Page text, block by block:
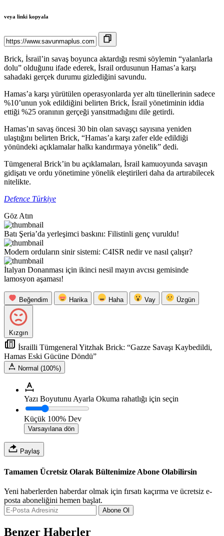
veya linki kopyala
Brick, İsrail’in savaş boyunca aktardığı resmi söylemin “yalanlarla
dolu” olduğunu ifade ederek, İsrail ordusunun Hamas’a karşı
sahadaki gerçek durumu gizlediğini savundu.
Hamas’a karşı yürütülen operasyonlarda yer altı tünellerinin sadece
%10’unun yok edildiğini belirten Brick, İsrail yönetiminin iddia
ettiği %25 oranının gerçeği yansıtmadığını dile getirdi.
Hamas’ın savaş öncesi 30 bin olan savaşçı sayısına yeniden
ulaştığını belirten Brick, “Hamas’a karşı zafer elde edildiği
yönündeki açıklamalar halkı kandırmaya yönelik” dedi.
Tümgeneral Brick’in bu açıklamaları, İsrail kamuoyunda savaşın
gidişatı ve ordu yönetimine yönelik eleştirileri daha da artırabilecek
nitelikte.
Defence Türkiye
Göz Atın
Batı Şeria’da yerleşimci baskını: Filistinli genç vuruldu!
Modern orduların sinir sistemi: C4ISR nedir ve nasıl çalışır?
İtalyan Donanması için ikinci nesil mayın avcısı gemisinde
lamosyon aşaması!
Beğendim Harika Haha Vay Üzgün
Kızgın
İsrailli Tümgeneral Yitzhak Brick: “Gazze Savaşı Kaybedildi,
Hamas Eski Gücüne Döndü”
Normal (100%)
Yazı Boyutunu Ayarla Okuma rahatlığı için seçin
Küçük 100% Dev
Varsayılana dön
Paylaş
Tamamen Ücretsiz Olarak Bültenimize Abone Olabilirsin
Yeni haberlerden haberdar olmak için fırsatı kaçırma ve ücretsiz e-
posta aboneliğini hemen başlat.
Abone Ol
Benzer Haberler